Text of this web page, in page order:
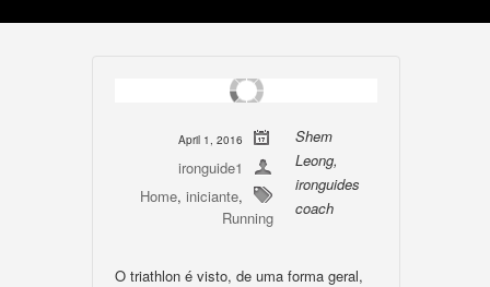
April 1, 2016
ironguide1
Home, iniciante,
Running
Shem
Leong,
ironguides
coach
O triathlon é visto, de uma forma geral,